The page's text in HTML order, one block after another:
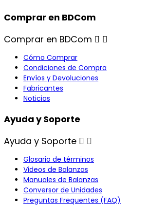
Comprar en BDCom
Comprar en BDCom  
Cómo Comprar
Condiciones de Compra
Envíos y Devoluciones
Fabricantes
Noticias
Ayuda y Soporte
Ayuda y Soporte  
Glosario de términos
Videos de Balanzas
Manuales de Balanzas
Conversor de Unidades
Preguntas Frequentes (FAQ)